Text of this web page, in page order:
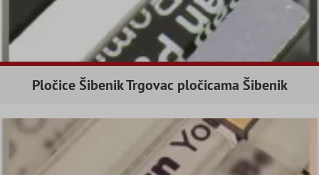
Pločice Šibenik Trgovac pločicama Šibenik